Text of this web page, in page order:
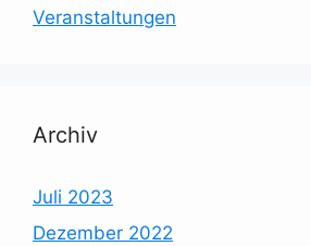
Veranstaltungen
Archiv
Juli 2023
Dezember 2022